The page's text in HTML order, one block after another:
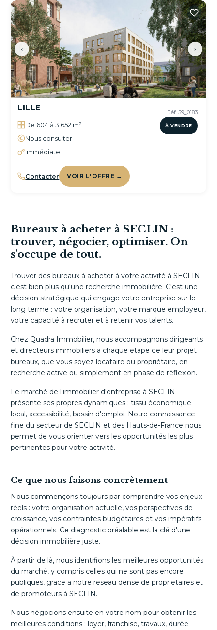
‹ ›
Réf. 59_0183
À VENDRE
LILLE
De 604 à 3 652 m²
Nous consulter
Immédiate
Contacter VOIR L'OFFRE →
Bureaux à acheter à SECLIN :
trouver, négocier, optimiser. On
s'occupe de tout.
Trouver des bureaux à acheter à votre activité à SECLIN,
c'est bien plus qu'une recherche immobilière. C'est une
décision stratégique qui engage votre entreprise sur le
long terme : votre organisation, votre marque employeur,
votre capacité à recruter et à retenir vos talents.
Chez Quadra Immobilier, nous accompagnons dirigeants
et directeurs immobiliers à chaque étape de leur projet
bureaux, que vous soyez locataire ou propriétaire, en
recherche active ou simplement en phase de réflexion.
Le marché de l'immobilier d'entreprise à SECLIN
présente ses propres dynamiques : tissu économique
local, accessibilité, bassin d'emploi. Notre connaissance
fine du secteur de SECLIN et des Hauts-de-France nous
permet de vous orienter vers les opportunités les plus
pertinentes pour votre activité.
Ce que nous faisons concrètement
Nous commençons toujours par comprendre vos enjeux
réels : votre organisation actuelle, vos perspectives de
croissance, vos contraintes budgétaires et vos impératifs
opérationnels. Ce diagnostic préalable est la clé d'une
décision immobilière juste.
À partir de là, nous identifions les meilleures opportunités
du marché, y compris celles qui ne sont pas encore
publiques, grâce à notre réseau dense de propriétaires et
de promoteurs à SECLIN.
Nous négocions ensuite en votre nom pour obtenir les
meilleures conditions : loyer, franchise, travaux, durée